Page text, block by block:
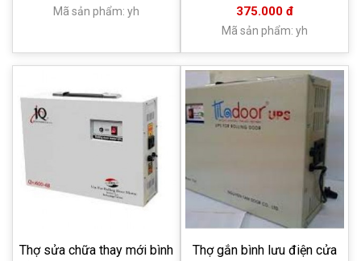
Mã sản phẩm: yh 375.000 đ
Mã sản phẩm: yh
Thợ sửa chữa thay mới bình
Thợ gắn bình lưu điện cửa